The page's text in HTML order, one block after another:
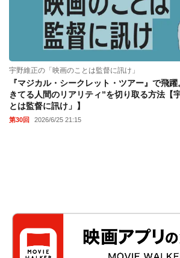
宇野維正の「映画のことは監督に訊け」
『マジカル・シークレット・ツアー』で飛
きてる人間のリアリティ”を切り取る方法【
とは監督に訊け」】
第30回 2026/6/25 21:15